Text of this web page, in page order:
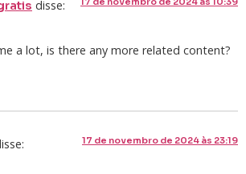
disse:
a lot, is there any more related content?
17 de novembro de 2024 às 23:19